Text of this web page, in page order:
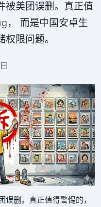
被美团误删。真正值
， 而是中国安卓生
限问题。
删。真正值得警惕的，